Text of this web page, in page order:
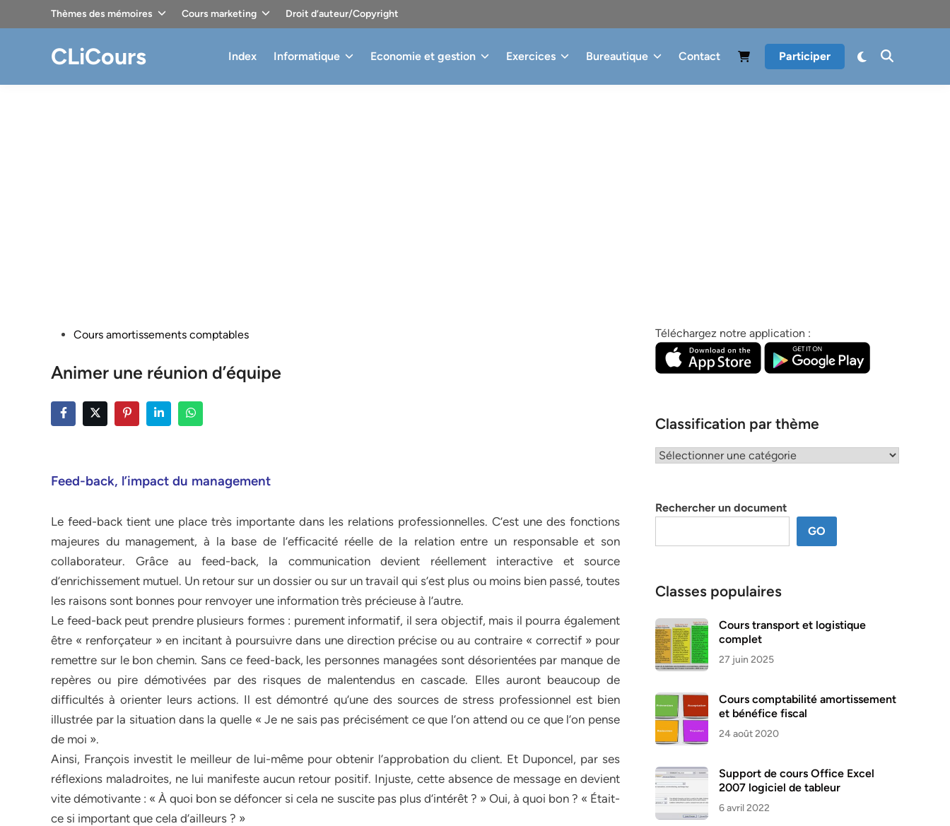
Thèmes des mémoires Cours marketing Droit d’auteur/Copyright
CLiCours Index Informatique Economie et gestion Exercices Bureautique Contact Participer
PostedCours amortissements comptables
Animer une réunion d’équipe
Feed-back, l’impact du management
Le feed-back tient une place très importante dans les relations professionnelles. C’est une des fonctions
majeures du management, à la base de l’efficacité réelle de la relation entre un responsable et son
collaborateur. Grâce au feed-back, la communication devient réellement interactive et source
d’enrichissement mutuel. Un retour sur un dossier ou sur un travail qui s’est plus ou moins bien passé, toutes
les raisons sont bonnes pour renvoyer une information très précieuse à l’autre.
Le feed-back peut prendre plusieurs formes : purement informatif, il sera objectif, mais il pourra également
être « renforçateur » en incitant à poursuivre dans une direction précise ou au contraire « correctif » pour
remettre sur le bon chemin. Sans ce feed-back, les personnes managées sont désorientées par manque de
repères ou pire démotivées par des risques de malentendus en cascade. Elles auront beaucoup de
difficultés à orienter leurs actions. Il est démontré qu’une des sources de stress professionnel est bien
illustrée par la situation dans la quelle « Je ne sais pas précisément ce que l’on attend ou ce que l’on pense
de moi ».
Ainsi, François investit le meilleur de lui-même pour obtenir l’approbation du client. Et Duponcel, par ses
réflexions maladroites, ne lui manifeste aucun retour positif. Injuste, cette absence de message en devient
vite démotivante : « À quoi bon se défoncer si cela ne suscite pas plus d’intérêt ? » Oui, à quoi bon ? « Était-
ce si important que cela d’ailleurs ? »
Téléchargez notre application :
Classification par thème
Classification
Rechercher un document
GO
Classes populaires
Cours transport et logistique
complet
27 juin 2025
Cours comptabilité amortissement
et bénéfice fiscal
24 août 2020
Support de cours Office Excel
2007 logiciel de tableur
6 avril 2022